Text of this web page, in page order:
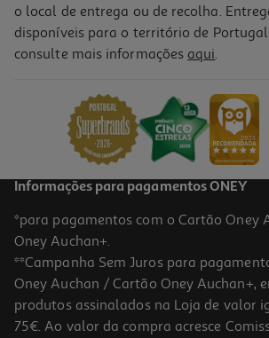
o local de entrega ou de recolha.
disponíveis para o território de
consulte mais informações aqui.
Informações para pagamentos ONEY
*para pagamentos com o Cartão Oney
Oney Auchan+.
**Campanha Sem Juros para
Oney Auchan / Cartão Oney Auchan+,
produtos assinalados na Loja de valor
75€. Ao valor da compra acresce